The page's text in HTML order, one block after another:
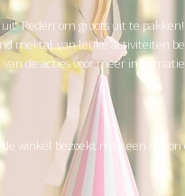
Reden om groots uit te
mei tal van leuke activiteiten
de acties voor meer informatie.
winkel bezoekt mag een